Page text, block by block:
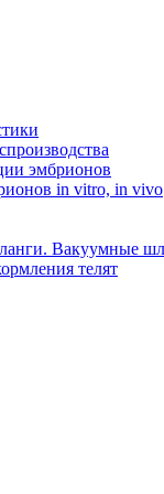
эмбрионов
in vitro, in vivo
Вакуумные
телят